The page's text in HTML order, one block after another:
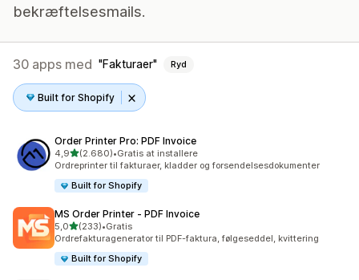
bekræftelsesmails.
30 apps med Fakturaer Ryd
Built for Shopify
Order Printer Pro: PDF Invoice
4,9ud af 5 stjerner
(2.680)
2680 anmeldelser i alt
•Gratis at installere
Ordreprinter til fakturaer, kladder og forsendelsesdokumenter
Built for Shopify
MS Order Printer ‑ PDF Invoice
5,0ud af 5 stjerner
(233)
233 anmeldelser i alt
•Gratis
Ordrefakturagenerator til PDF-faktura, følgeseddel, kvittering
Built for Shopify